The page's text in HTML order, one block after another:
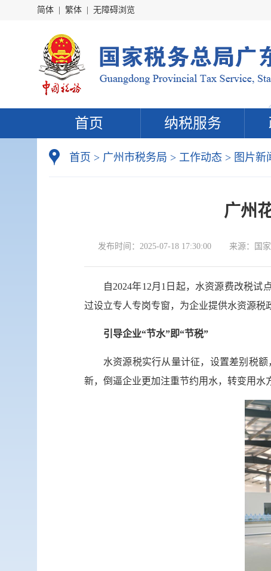
简体 繁体 无障碍浏览
首页 纳税服务
首页 > 广州市税务局 > 工作动态 > 图片新
广州
发布时间： 2025-07-18 17:30:00 来源： 国
自2024年12月1日起，水资源费改税
过设立专人专岗专窗，为企业提供水资源税
引导企业“节水”即“节税”
水资源税实行从量计征，设置差别税
新，倒逼企业更加注重节约用水，转变用水